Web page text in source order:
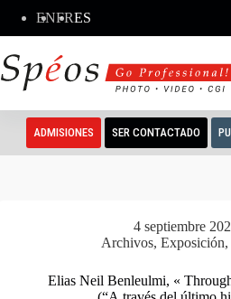
contenido
ENFRES
ADMISIONES SER CONTACTADO
4 septiembre
Archivos,Exposición
Elias Neil Benleulmi, «